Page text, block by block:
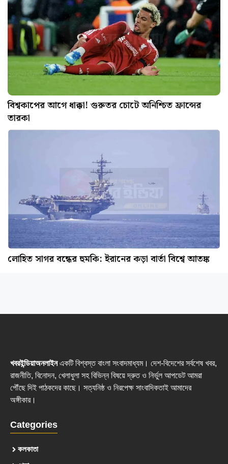
বিশ্বকাপের আগে ধাক্কা! গুরুতর চোটে অনিশ্চিত ফ্রান্সের
তারকা
লোহিত সাগর বন্ধের হুমকি: ইরানের কড়া বার্তা বিশ্বে আতঙ্ক
খবরইন্ডিয়াঅনলাইনএকটি বিশ্বস্ত বাংলা সংবাদমাধ্যম। দেশ-বিদেশের সর্বশেষ খবর,
রাজনীতি, বিনোদন, খেলাধুলা সহ বিভিন্ন বিষয়ে দ্রুত ও নির্ভুল আপডেট আমরা
পৌঁছে দিই পাঠকদের কাছে। সত্যনিষ্ঠ ও নিরপেক্ষ সাংবাদিকতাই আমাদের
অঙ্গীকার।
Categories
কলকাতা